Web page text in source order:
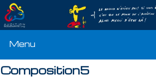
Menu
Composition5